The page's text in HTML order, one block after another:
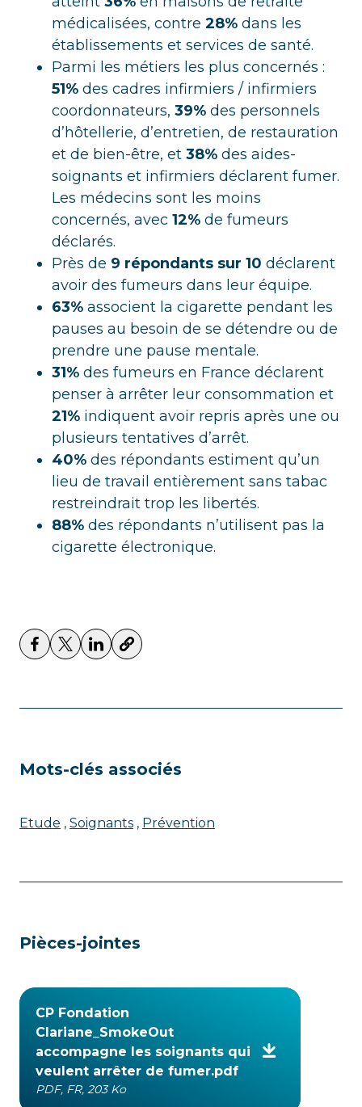
médicalisées, contre 28% dans les
établissements et services de santé.
Parmi les métiers les plus concernés :
51% des cadres infirmiers / infirmiers
coordonnateurs, 39% des personnels
d’hôtellerie, d’entretien, de restauration
et de bien-être, et 38% des aides-
soignants et infirmiers déclarent fumer.
Les médecins sont les moins
concernés, avec 12% de fumeurs
déclarés.
Près de 9 répondants sur 10 déclarent
avoir des fumeurs dans leur équipe.
63% associent la cigarette pendant les
pauses au besoin de se détendre ou de
prendre une pause mentale.
31% des fumeurs en France déclarent
penser à arrêter leur consommation et
21% indiquent avoir repris après une ou
plusieurs tentatives d’arrêt.
40% des répondants estiment qu’un
lieu de travail entièrement sans tabac
restreindrait trop les libertés.
88% des répondants n’utilisent pas la
cigarette électronique.
Mots-clés associés
Etude Soignants Prévention
Pièces-jointes
CP Fondation
Clariane_SmokeOut
accompagne les soignants qui
veulent arrêter de fumer.pdf
PDF, FR, 203 Ko